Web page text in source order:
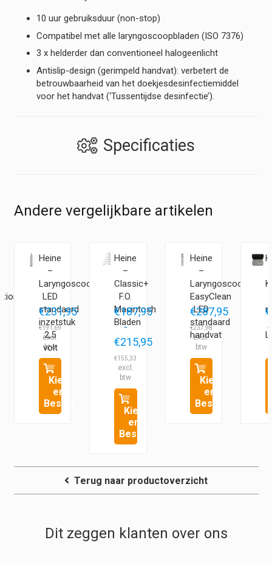
10 uur gebruiksduur (non-stop)
Compatibel met alle laryngoscoopbladen (ISO 7376)
3 x helderder dan conventioneel halogeenlicht
Antislip-design (gerimpeld handvat): verbetert de
betrouwbaarheid van het doekjesdesinfectiemiddel
voor het handvat (‘Tussentijdse desinfectie’).
Specificaties
Andere vergelijkbare artikelen
Heine
–
Laryngoscoop
LED
standaard
inzetstuk
2,5
volt
€231,95
€191,69
Kies
en
Bestel
Heine
–
Classic+
F.O.
Macintosh
Bladen
€187,95
-
€215,95
Prijsklasse:
€187,95
tot
€215,95
€155,33
Kies
en
Bestel
Heine
–
Laryngoscoop
EasyClean
LED
standaard
handvat
€287,95
€237,98
Kies
en
Bestel
€
€
Terug naar productoverzicht
Dit zeggen klanten over ons